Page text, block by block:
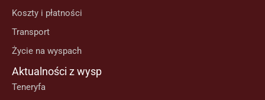
Koszty i płatności
Transport
Życie na wyspach
Aktualności z wysp
Teneryfa